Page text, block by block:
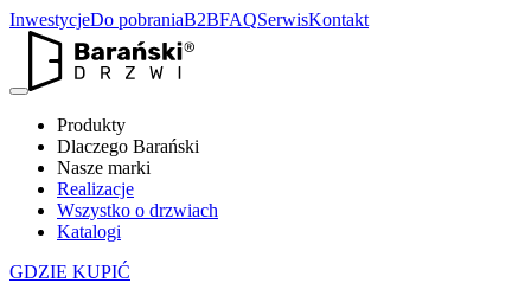
InwestycjeDo pobraniaB2BFAQSerwisKontakt
Produkty
Dlaczego Barański
Nasze marki
Realizacje
Wszystko o drzwiach
Katalogi
GDZIE KUPIĆ